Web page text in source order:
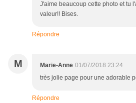
J'aime beaucoup cette photo et tu
valeur!! Bises.
Répondre
M Marie-Anne 01/07/2018 23:24
très jolie page pour une adorable
Répondre